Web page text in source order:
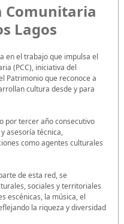
Comunitaria
Lagos
en el trabajo que impulsa el
(PCC), iniciativa del
Patrimonio que reconoce a
cultura desde y para
por tercer año consecutivo
asesoría técnica,
como agentes culturales
de esta red, se
sociales y territoriales
escénicas, la música, el
la riqueza y diversidad